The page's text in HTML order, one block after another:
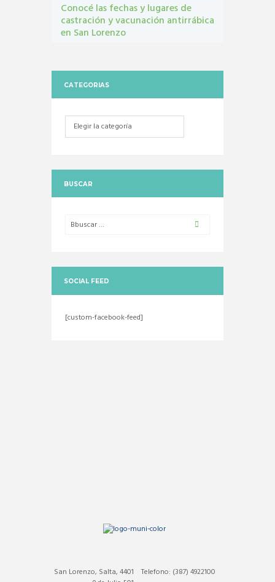
Conocé las fechas y lugares de
castración y vacunación antirrábica
en San Lorenzo
CATEGORIAS
Categorias
BUSCAR
SOCIAL FEED
[custom-facebook-feed]
Telefono: (387) 4922100
San Lorenzo, Salta, 4401